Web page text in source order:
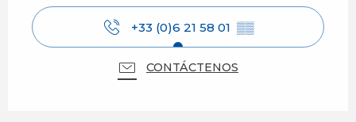
+33 (0)6 21 58 01 ▒▒
CONTÁCTENOS